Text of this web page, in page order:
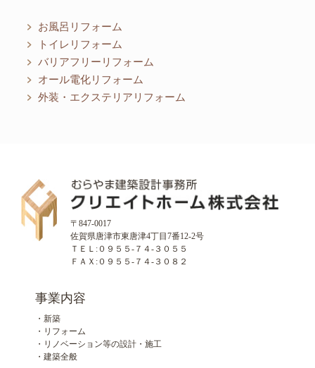
お風呂リフォーム
トイレリフォーム
バリアフリーリフォーム
オール電化リフォーム
外装・エクステリアリフォーム
〒847-0017
佐賀県唐津市東唐津4丁目7番12-2号
ＴＥＬ:０９５５-７４-３０５５
ＦＡＸ:０９５５-７４-３０８２
事業内容
・新築
・リフォーム
・リノベーション等の設計・施工
・建築全般